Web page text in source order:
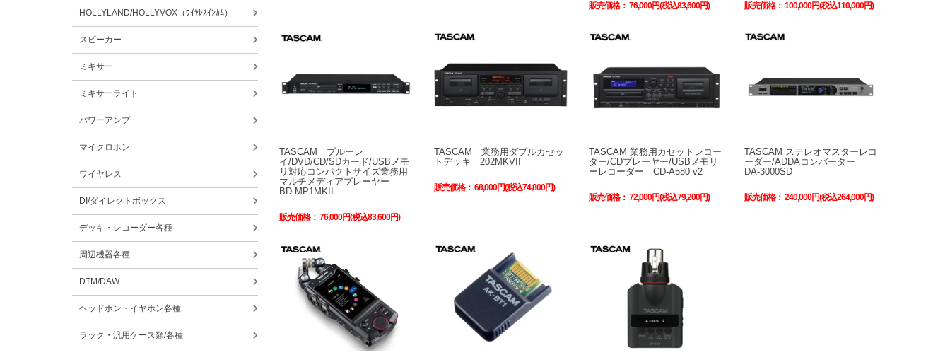
販売価格：76,000円(税込83,600円) 販売価格： 100,000円(税込110,000円)
TASCAM ブルーレ
イ/DVD/CD/SDカード/USBメモ
リ対応コンパクトサイズ業務用
マルチメディアプレーヤー
BD-MP1MKII
販売価格： 76,000円(税込83,600円)
TASCAM 業務用ダブルカセッ
トデッキ 202MKVII
販売価格： 68,000円(税込74,800円)
TASCAM 業務用カセットレコー
ダー/CDプレーヤー/USBメモリ
ーレコーダー CD-A580 v2
販売価格：72,000円(税込79,200円)
TASCAM ステレオマスターレコ
ーダー/ADDAコンバーター
DA-3000SD
販売価格： 240,000円(税込264,000円)
HOLLYLAND/HOLLYVOX（ﾜｲﾔﾚｽｲﾝｶﾑ）
スピーカー
ミキサー
ミキサーライト
パワーアンプ
マイクロホン
ワイヤレス
DI/ダイレクトボックス
デッキ・レコーダー各種
周辺機器各種
DTM/DAW
ヘッドホン・イヤホン各種
ラック・汎用ケース類/各種